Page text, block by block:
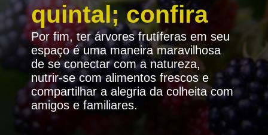
quintal; confira
Por fim, ter árvores frutíferas em seu
espaço é uma maneira maravilhosa
de se conectar com a natureza,
nutrir-se com alimentos frescos e
compartilhar a alegria da colheita com
amigos e familiares.